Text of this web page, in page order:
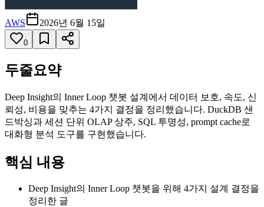
AWS 2026년 6월 15일
0
두줄요약
Deep Insight의 Inner Loop 챗봇 설계에서 데이터 보호, 속도, 신
뢰성, 비용을 맞추는 4가지 결정을 정리했습니다. DuckDB 샌
드박싱과 세션 단위 OLAP 상주, SQL 투명성, prompt cache로
대화형 분석 도구를 구현했습니다.
핵심 내용
Deep Insight의 Inner Loop 챗봇을 위해 4가지 설계 결정을
정리한 글